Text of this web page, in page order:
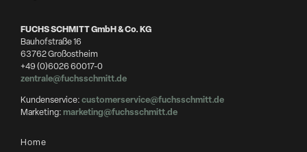
FUCHS SCHMITT GmbH & Co. KG
Bauhofstraße 16
63762 Großostheim
+49 (0)6026 60017-0
zentrale@fuchsschmitt.de
Kundenservice:customerservice@fuchsschmitt.de
Marketing:marketing@fuchsschmitt.de
Home